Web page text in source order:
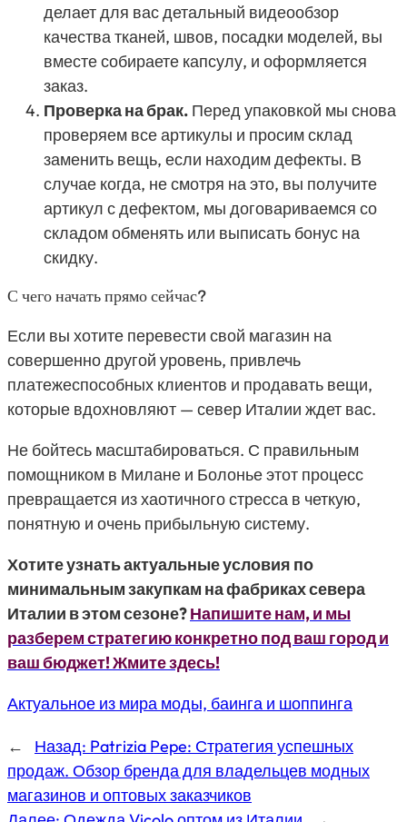
делает для вас детальный видеообзор
качества тканей, швов, посадки моделей, вы
вместе собираете капсулу, и оформляется
заказ.
Проверка на брак. Перед упаковкой мы снова
проверяем все артикулы и просим склад
заменить вещь, если находим дефекты. В
случае когда, не смотря на это, вы получите
артикул с дефектом, мы договариваемся со
складом обменять или выписать бонус на
скидку.
С чего начать прямо сейчас?
Если вы хотите перевести свой магазин на
совершенно другой уровень, привлечь
платежеспособных клиентов и продавать вещи,
которые вдохновляют — север Италии ждет вас.
Не бойтесь масштабироваться. С правильным
помощником в Милане и Болонье этот процесс
превращается из хаотичного стресса в четкую,
понятную и очень прибыльную систему.
Хотите узнать актуальные условия по
минимальным закупкам на фабриках севера
Италии в этом сезоне?Напишите нам, и мы
разберем стратегию конкретно под ваш город и
ваш бюджет! Жмите здесь!
Актуальное из мира моды, баинга и шоппинга
← Назад: Patrizia Pepe: Стратегия успешных
продаж. Обзор бренда для владельцев модных
магазинов и оптовых заказчиков